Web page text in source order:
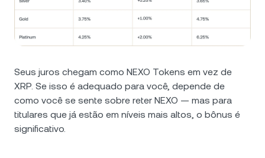
Seus juros chegam como NEXO Tokens em vez de
XRP. Se isso é adequado para você, depende de
como você se sente sobre reter NEXO — mas para
titulares que já estão em níveis mais altos, o bônus é
significativo.